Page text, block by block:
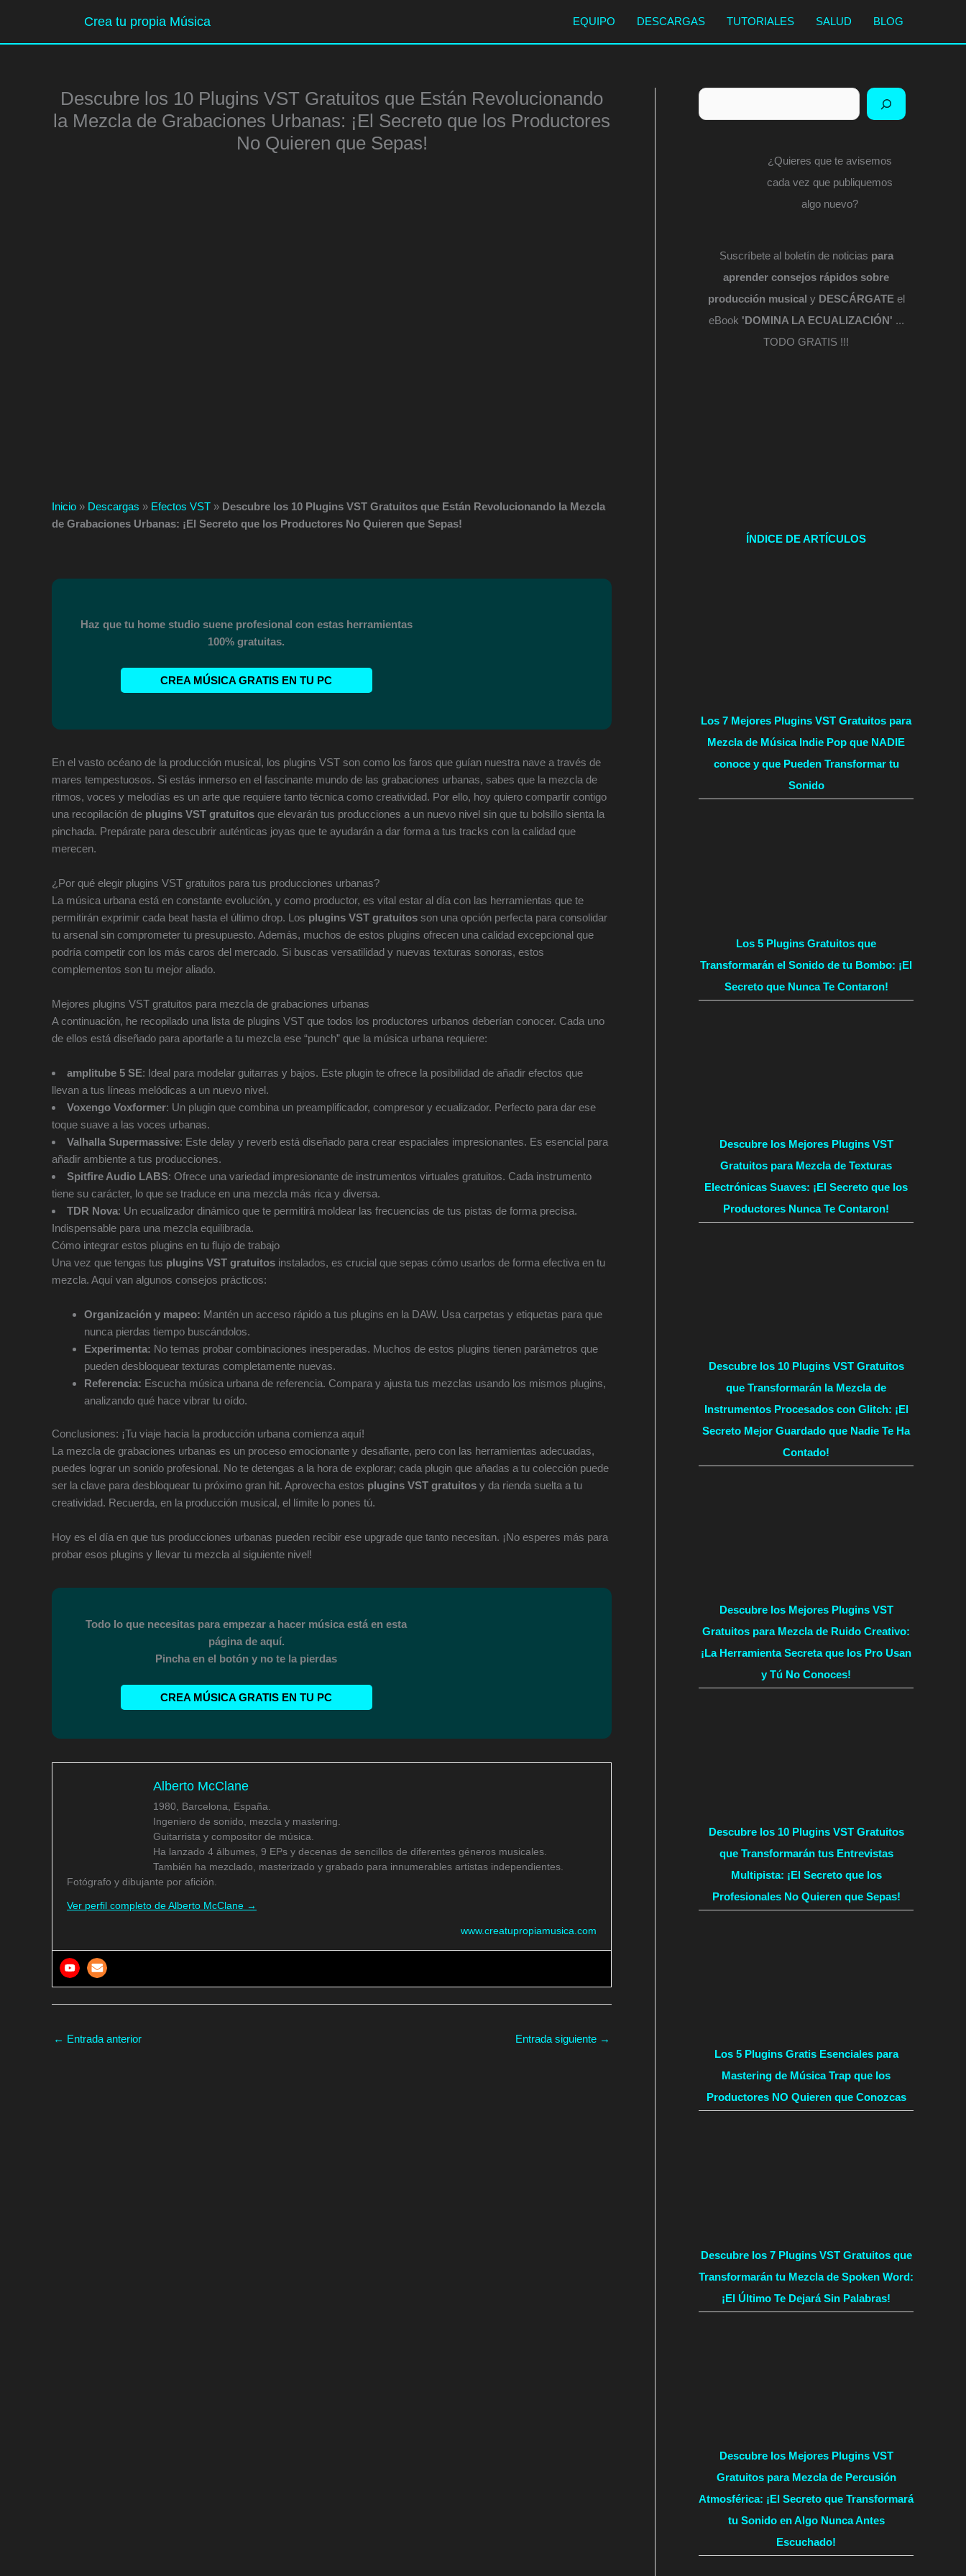
contenido
Crea tu propia Música EQUIPO DESCARGAS TUTORIALES SALUD BLOG
Descubre los 10 Plugins VST Gratuitos que Están Revolucionando
la Mezcla de Grabaciones Urbanas: ¡El Secreto que los Productores
No Quieren que Sepas!
Inicio » Descargas » Efectos VST » Descubre los 10 Plugins VST Gratuitos que Están Revolucionando la Mezcla
de Grabaciones Urbanas: ¡El Secreto que los Productores No Quieren que Sepas!
Haz que tu home studio suene profesional con estas herramientas
100% gratuitas.
CREA MÚSICA GRATIS EN TU PC
En el vasto océano de la producción musical, los plugins VST son como los faros que guían nuestra nave a través de
mares tempestuosos. Si estás inmerso en el fascinante mundo de las grabaciones urbanas, sabes que la mezcla de
ritmos, voces y melodías es un arte que requiere tanto técnica como creatividad. Por ello, hoy quiero compartir contigo
una recopilación de plugins VST gratuitos que elevarán tus producciones a un nuevo nivel sin que tu bolsillo sienta la
pinchada. Prepárate para descubrir auténticas joyas que te ayudarán a dar forma a tus tracks con la calidad que
merecen.
¿Por qué elegir plugins VST gratuitos para tus producciones urbanas?
La música urbana está en constante evolución, y como productor, es vital estar al día con las herramientas que te
permitirán exprimir cada beat hasta el último drop. Los plugins VST gratuitos son una opción perfecta para consolidar
tu arsenal sin comprometer tu presupuesto. Además, muchos de estos plugins ofrecen una calidad excepcional que
podría competir con los más caros del mercado. Si buscas versatilidad y nuevas texturas sonoras, estos
complementos son tu mejor aliado.
Mejores plugins VST gratuitos para mezcla de grabaciones urbanas
A continuación, he recopilado una lista de plugins VST que todos los productores urbanos deberían conocer. Cada uno
de ellos está diseñado para aportarle a tu mezcla ese “punch” que la música urbana requiere:
amplitube 5 SE: Ideal para modelar guitarras y bajos. Este plugin te ofrece la posibilidad de añadir efectos que
llevan a tus líneas melódicas a un nuevo nivel.
Voxengo Voxformer: Un plugin que combina un preamplificador, compresor y ecualizador. Perfecto para dar ese
toque suave a las voces urbanas.
Valhalla Supermassive: Este delay y reverb está diseñado para crear espaciales impresionantes. Es esencial para
añadir ambiente a tus producciones.
Spitfire Audio LABS: Ofrece una variedad impresionante de instrumentos virtuales gratuitos. Cada instrumento
tiene su carácter, lo que se traduce en una mezcla más rica y diversa.
TDR Nova: Un ecualizador dinámico que te permitirá moldear las frecuencias de tus pistas de forma precisa.
Indispensable para una mezcla equilibrada.
Cómo integrar estos plugins en tu flujo de trabajo
Una vez que tengas tus plugins VST gratuitos instalados, es crucial que sepas cómo usarlos de forma efectiva en tu
mezcla. Aquí van algunos consejos prácticos:
Organización y mapeo: Mantén un acceso rápido a tus plugins en la DAW. Usa carpetas y etiquetas para que
nunca pierdas tiempo buscándolos.
Experimenta: No temas probar combinaciones inesperadas. Muchos de estos plugins tienen parámetros que
pueden desbloquear texturas completamente nuevas.
Referencia: Escucha música urbana de referencia. Compara y ajusta tus mezclas usando los mismos plugins,
analizando qué hace vibrar tu oído.
Conclusiones: ¡Tu viaje hacia la producción urbana comienza aquí!
La mezcla de grabaciones urbanas es un proceso emocionante y desafiante, pero con las herramientas adecuadas,
puedes lograr un sonido profesional. No te detengas a la hora de explorar; cada plugin que añadas a tu colección puede
ser la clave para desbloquear tu próximo gran hit. Aprovecha estos plugins VST gratuitos y da rienda suelta a tu
creatividad. Recuerda, en la producción musical, el límite lo pones tú.
Hoy es el día en que tus producciones urbanas pueden recibir ese upgrade que tanto necesitan. ¡No esperes más para
probar esos plugins y llevar tu mezcla al siguiente nivel!
Todo lo que necesitas para empezar a hacer música está en esta
página de aquí.
Pincha en el botón y no te la pierdas
CREA MÚSICA GRATIS EN TU PC
Alberto McClane
1980, Barcelona, España.
Ingeniero de sonido, mezcla y mastering.
Guitarrista y compositor de música.
Ha lanzado 4 álbumes, 9 EPs y decenas de sencillos de diferentes géneros musicales.
También ha mezclado, masterizado y grabado para innumerables artistas independientes.
Fotógrafo y dibujante por afición.
Ver perfil completo de Alberto McClane →
www.creatupropiamusica.com
← Entrada anterior Entrada siguiente →
Buscar
¿Quieres que te avisemos
cada vez que publiquemos
algo nuevo?
Suscríbete al boletín de noticias para
aprender consejos rápidos sobre
producción musical y DESCÁRGATEel
eBook 'DOMINA LA ECUALIZACIÓN' ...
TODO GRATIS !!!
ÍNDICE DE ARTÍCULOS
Los 7 Mejores Plugins VST Gratuitos para
Mezcla de Música Indie Pop que NADIE
conoce y que Pueden Transformar tu
Sonido
Los 5 Plugins Gratuitos que
Transformarán el Sonido de tu Bombo: ¡El
Secreto que Nunca Te Contaron!
Descubre los Mejores Plugins VST
Gratuitos para Mezcla de Texturas
Electrónicas Suaves: ¡El Secreto que los
Productores Nunca Te Contaron!
Descubre los 10 Plugins VST Gratuitos
que Transformarán la Mezcla de
Instrumentos Procesados con Glitch: ¡El
Secreto Mejor Guardado que Nadie Te Ha
Contado!
Descubre los Mejores Plugins VST
Gratuitos para Mezcla de Ruido Creativo:
¡La Herramienta Secreta que los Pro Usan
y Tú No Conoces!
Descubre los 10 Plugins VST Gratuitos
que Transformarán tus Entrevistas
Multipista: ¡El Secreto que los
Profesionales No Quieren que Sepas!
Los 5 Plugins Gratis Esenciales para
Mastering de Música Trap que los
Productores NO Quieren que Conozcas
Descubre los 7 Plugins VST Gratuitos que
Transformarán tu Mezcla de Spoken Word:
¡El Último Te Dejará Sin Palabras!
Descubre los Mejores Plugins VST
Gratuitos para Mezcla de Percusión
Atmosférica: ¡El Secreto que Transformará
tu Sonido en Algo Nunca Antes
Escuchado!